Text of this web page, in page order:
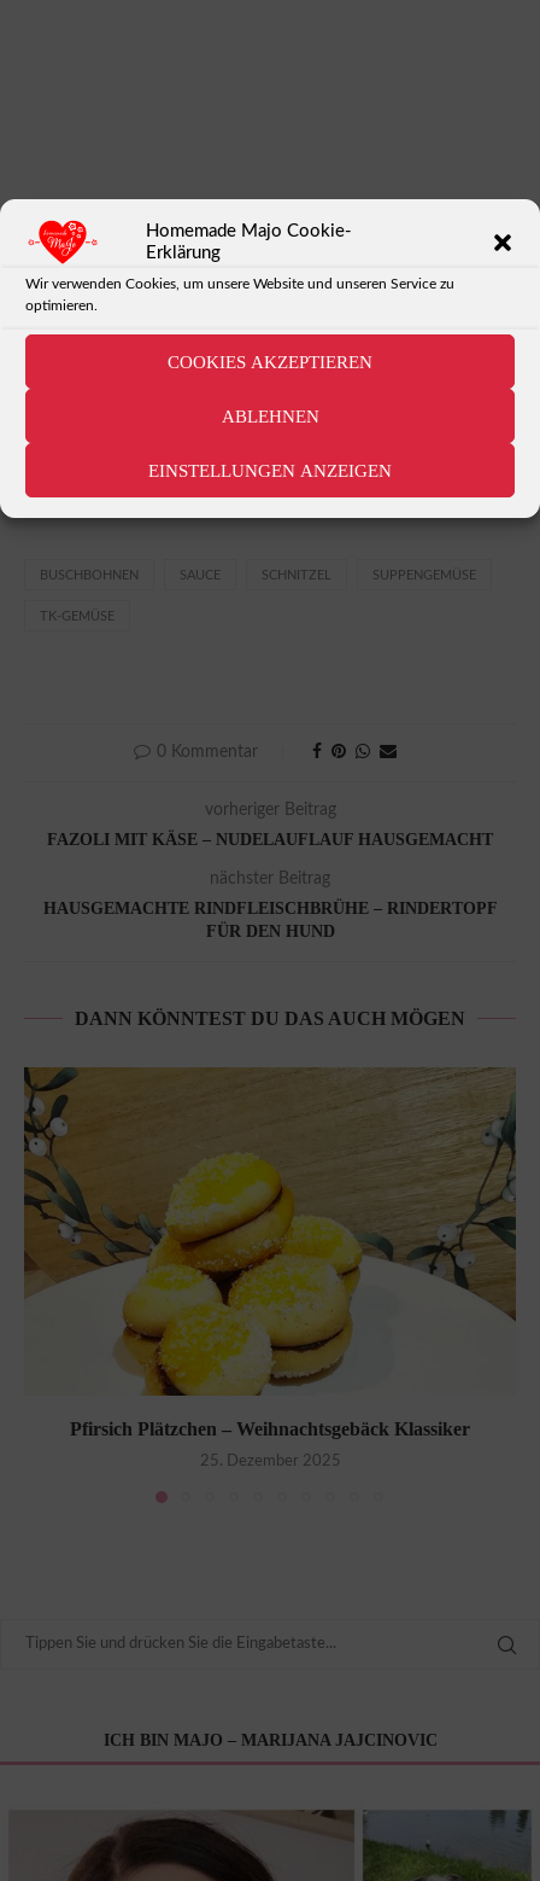
Homemade Majo Cookie-
Erklärung
Wir verwenden Cookies, um unsere Website und unseren Service zu
optimieren.
COOKIES AKZEPTIEREN
ABLEHNEN
EINSTELLUNGEN ANZEIGEN
https://www.youtube.com/watch?v=8c1mGmdcdsg
TAG
BUSCHBOHNEN SAUCE SCHNITZEL SUPPENGEMÜSE
TK-GEMÜSE
0 Kommentar
vorheriger Beitrag
FAZOLI MIT KÄSE – NUDELAUFLAUF HAUSGEMACHT
nächster Beitrag
HAUSGEMACHTE RINDFLEISCHBRÜHE – RINDERTOPF
FÜR DEN HUND
DANN KÖNNTEST DU DAS AUCH MÖGEN
Pfirsich Plätzchen – Weihnachtsgebäck Klassiker
25. Dezember 2025
ICH BIN MAJO – MARIJANA JAJCINOVIC